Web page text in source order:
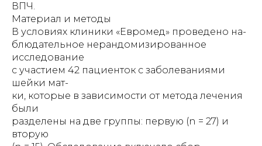
ВПЧ.
Материал и методы
В условиях клиники «Евромед» проведено на-
блюдательное нерандомизированное
исследование
с участием 42 пациенток с заболеваниями
шейки мат-
ки, которые в зависимости от метода лечения
были
разделены на две группы: первую (n = 27) и
вторую